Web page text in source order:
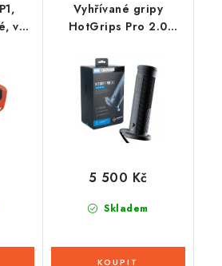
vč.
Vyhřívané gripy
HotGrips Pro 2.0
(integrované ovládání)
Skladem
5 500 Kč